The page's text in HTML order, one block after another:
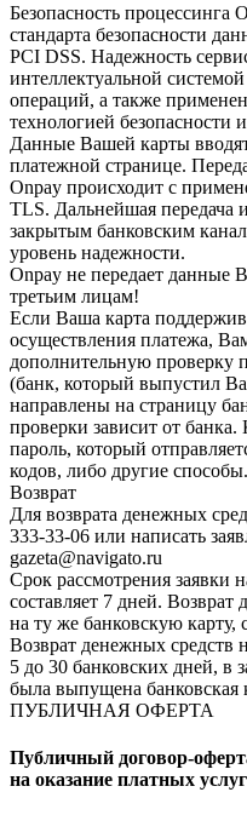
Безопасность процессинга
стандарта безопасности
PCI DSS. Надежность
интеллектуальной
операций, а также
технологией безопасности
Данные Вашей карты
платежной странице.
Onpay происходит с
TLS. Дальнейшая передача
закрытым банковским
уровень надежности.
Onpay не передает данные
третьим лицам!
Если Ваша карта
осуществления платежа,
дополнительную проверку
(банк, который выпустил
направлены на страницу
проверки зависит от
пароль, который
кодов, либо другие способы.
Возврат
Для возврата денежных
333-33-06 или написать
gazeta@navigato.ru
Срок рассмотрения заявки
составляет 7 дней. Возврат
на ту же банковскую карту,
Возврат денежных средств
5 до 30 банковских дней, в
была выпущена банковская
ПУБЛИЧНАЯ ОФЕРТА
Публичный договор-
на оказание платных